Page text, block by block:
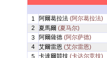
1
阿爾葛拉法 (阿尔葛拉法)
2
夏馬爾 (夏马尔)
3
阿爾薩德 (阿尔萨德)
4
艾爾雷恩 (艾尔雷恩)
5
卡達爾競技 (卡达尔竞技)